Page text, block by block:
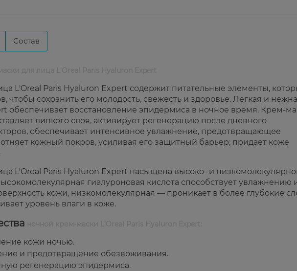
Состав
L'Oreal Paris Hyaluron Expert содержит питательные элементы,
чтобы сохранить его молодость, свежесть и здоровье. Легкая и
обеспечивает восстановление эпидермиса в ночное время. Крем-
липкого слоя, активирует регенерацию после дневного
обеспечивает интенсивное увлажнение, предотвращающее
кожный покров, усиливая его защитный барьер; придает коже
L'Oreal Paris Hyaluron Expert насыщена высоко- и
гиалуроновая кислота способствует увлажнению
кожи, низкомолекулярная — проникает в более глубокие
уровень влаги в коже.
кожи ночью.
и предотвращение обезвоживания.
регенерацию эпидермиса.